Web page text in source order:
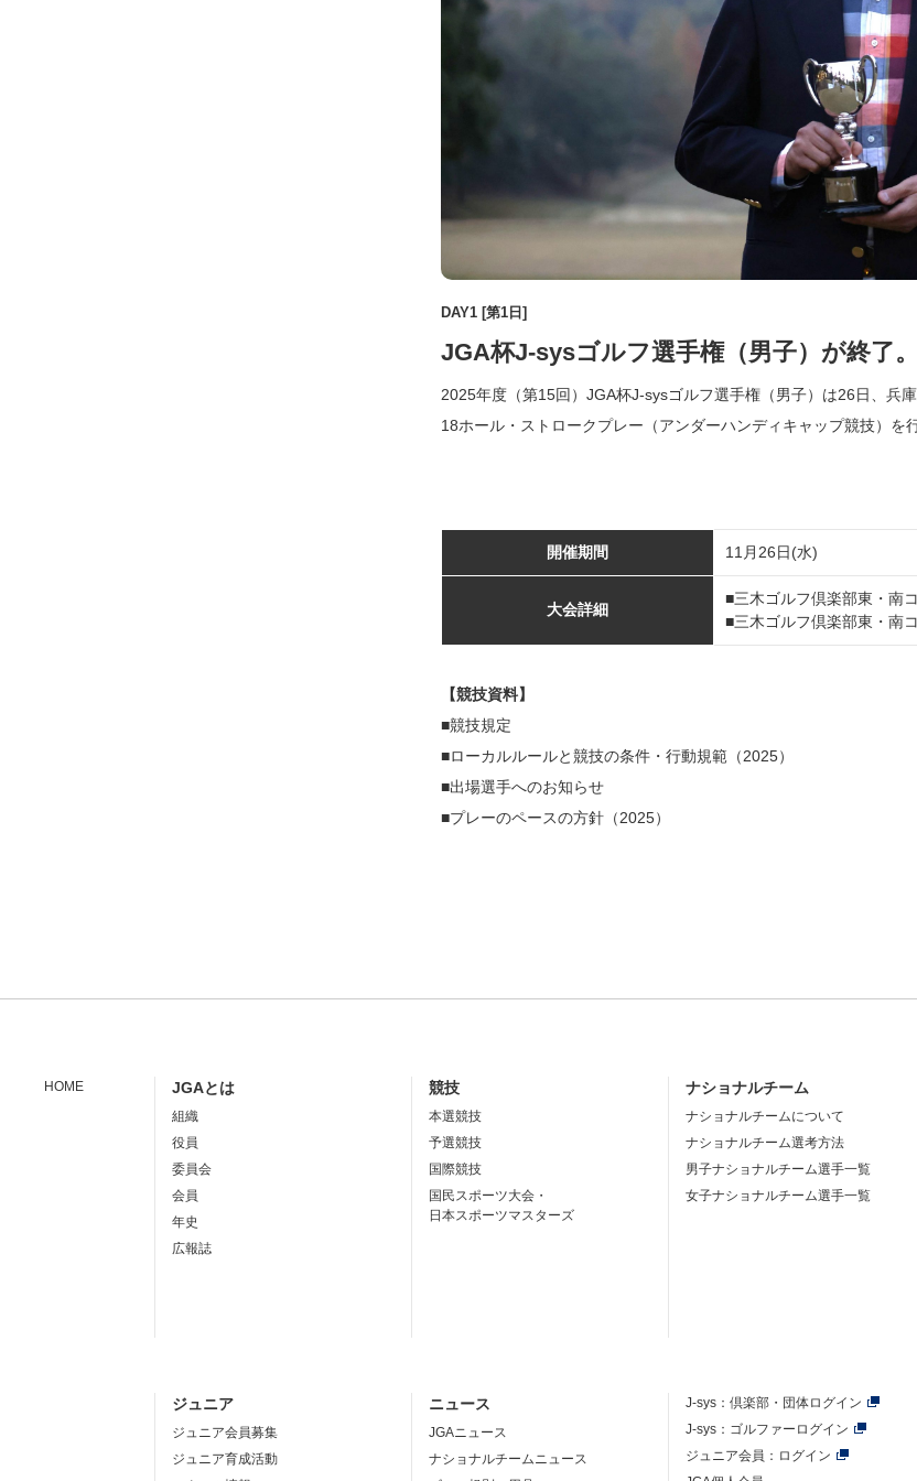
DAY1 [第1日]
JGA杯J-sysゴルフ選手権（男子）が終了
2025年度（第15回）JGA杯J-sysゴルフ選手権（男子）は26日、兵
18ホール・ストロークプレー（アンダーハンディキャップ競技）
開催期間 11月26日(水)
大会詳細
■三木ゴルフ倶楽部東・南
■三木ゴルフ倶楽部東・南
【競技資料】
■競技規定
■ローカルルールと競技の条件・行動規範（2025）
■出場選手へのお知らせ
■プレーのペースの方針（2025）
HOME JGAとは
組織
役員
委員会
会員
年史
広報誌
競技
本選競技
予選競技
国際競技
国民スポーツ大会・
日本スポーツマスターズ
ナショナルチーム
ナショナルチームについて
ナショナルチーム選考方法
男子ナショナルチーム選手一覧
女子ナショナルチーム選手一覧
ジュニア
ジュニア会員募集
ジュニア育成活動
ニュース
JGAニュース
ナショナルチームニュース
J-sys： 倶楽部・団体ログイン
J-sys：ゴルファーログイン
ジュニア会員：ログイン